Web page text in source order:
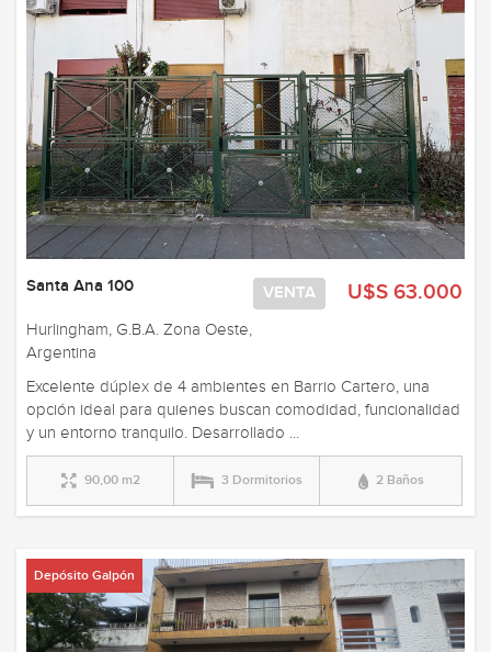
U$S 63.000
VENTA
Santa Ana 100
Hurlingham, G.B.A. Zona Oeste,
Argentina
Excelente dúplex de 4 ambientes en Barrio Cartero, una
opción ideal para quienes buscan comodidad, funcionalidad
y un entorno tranquilo. Desarrollado ...
90,00 m2 3 Dormitorios 2 Baños
Depósito Galpón